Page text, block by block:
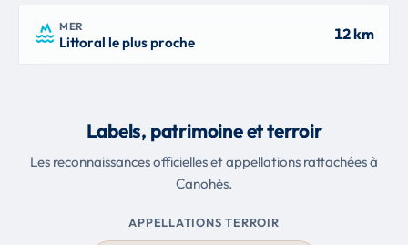
MER
Littoral le plus proche 12 km
Labels, patrimoine et terroir
Les reconnaissances officielles et appellations rattachées à
Canohès.
APPELLATIONS TERROIR